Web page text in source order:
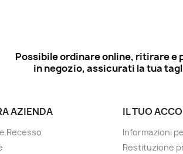
Possibile ordinare online, ritirare e
in negozio, assicurati la tua
AZIENDA
Recesso
IL TUO
Informazioni
Restituzione